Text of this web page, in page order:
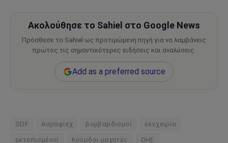
Ακολούθησε το Sahiel στο Google News
Πρόσθεσε το Sahiel ως προτιμώμενη πηγή για να λαμβάνεις
πρώτος τις σημαντικότερες ειδήσεις και αναλύσεις.
Add as a preferred source
SDF Ασραφίεχ βομβαρδισμοί εκεχειρία
εκτοπισμένοι Κούρδοι μαχητές ΟΗΕ